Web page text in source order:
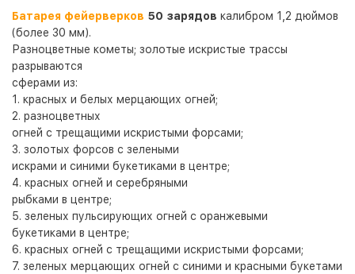
Батарея фейерверков 50 зарядов калибром 1,2 дюймов
(более 30 мм).
Разноцветные кометы; золотые искристые трассы
разрываются
сферами из:
1. красных и белых мерцающих огней;
2. разноцветных
огней с трещащими искристыми форсами;
3. золотых форсов с зелеными
искрами и синими букетиками в центре;
4. красных огней и серебряными
рыбками в центре;
5. зеленых пульсирующих огней с оранжевыми
букетиками в центре;
6. красных огней с трещащими искристыми форсами;
7. зеленых мерцающих огней с синими и красными букетами